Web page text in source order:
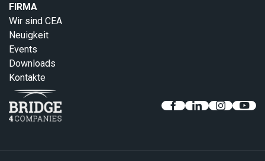
FIRMA
Wir sind CEA
Neuigkeit
Events
Downloads
Kontakte